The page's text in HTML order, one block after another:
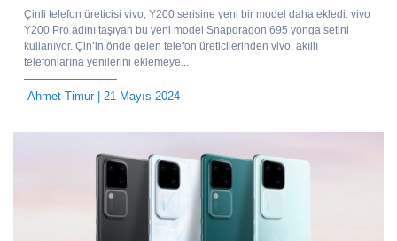
Çinli telefon üreticisi vivo, Y200 serisine yeni bir model daha ekledi. vivo
Y200 Pro adını taşıyan bu yeni model Snapdragon 695 yonga setini
kullanıyor. Çin’in önde gelen telefon üreticilerinden vivo, akıllı
telefonlarına yenilerini eklemeye...
Ahmet Timur| 21 Mayıs 2024